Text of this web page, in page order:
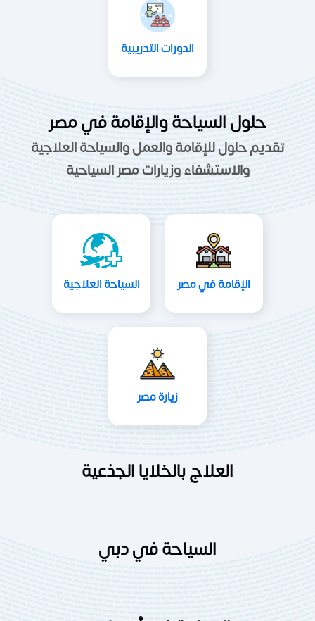
الدورات التدريبية
حلول السياحة والإقامة في مصر
تقديم حلول للإقامة والعمل والسياحة العلاجية
والاستشفاء وزيارات مصر السياحية
الإقامة في مصر السياحة العلاجية
زيارة مصر
العلاج بالخلايا الجذعية
السياحة في دبي